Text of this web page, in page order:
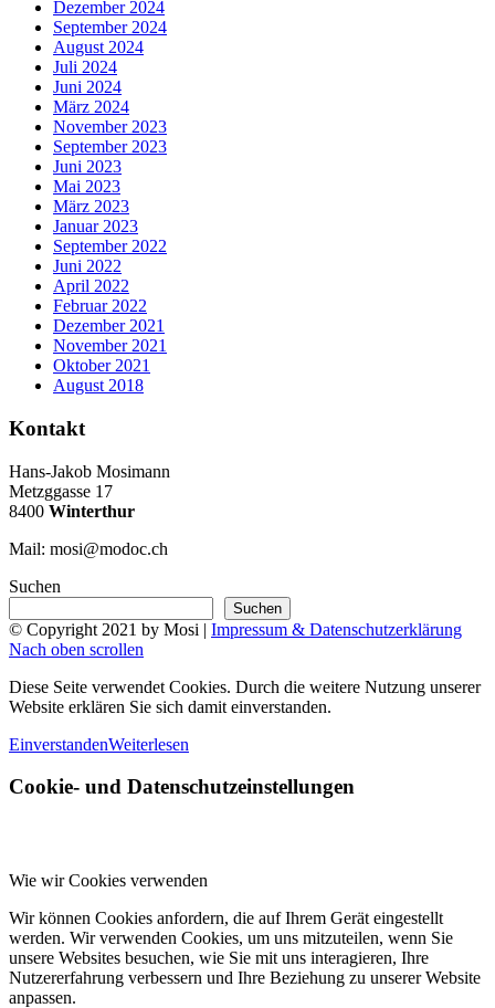
Dezember 2024
September 2024
August 2024
Juli 2024
Juni 2024
März 2024
November 2023
September 2023
Juni 2023
Mai 2023
März 2023
Januar 2023
September 2022
Juni 2022
April 2022
Februar 2022
Dezember 2021
November 2021
Oktober 2021
August 2018
Kontakt
Hans-Jakob Mosimann
Metzggasse 17
8400 Winterthur
Mail: mosi@modoc.ch
Suchen
Suchen
© Copyright 2021 by Mosi | Impressum & Datenschutzerklärung
Nach oben scrollen
Diese Seite verwendet Cookies. Durch die weitere Nutzung unserer
Website erklären Sie sich damit einverstanden.
EinverstandenWeiterlesen
Cookie- und Datenschutzeinstellungen
Wie wir Cookies verwenden
Wir können Cookies anfordern, die auf Ihrem Gerät eingestellt
werden. Wir verwenden Cookies, um uns mitzuteilen, wenn Sie
unsere Websites besuchen, wie Sie mit uns interagieren, Ihre
Nutzererfahrung verbessern und Ihre Beziehung zu unserer Website
anpassen.